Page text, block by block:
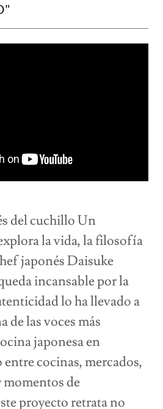
del cuchillo Un
la vida, la filosofía
japonés Daisuke
incansable por la
lo ha llevado a
de las voces más
japonesa en
cocinas, mercados,
momentos de
proyecto retrata no